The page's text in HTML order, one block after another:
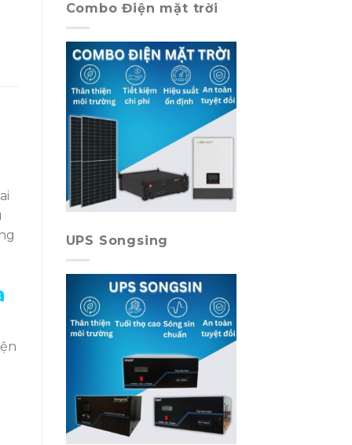
Combo Điện mặt trời
UPS Songsing